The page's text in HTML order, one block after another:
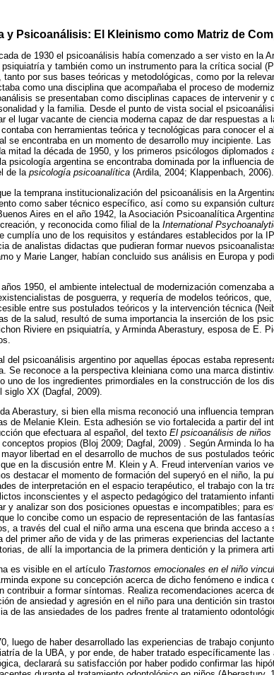
y Psicoanálisis: El Kleinismo como Matriz de
de 1930 el psicoanálisis había comenzado a ser visto en la
y también como un instrumento para la crítica social
tanto por sus bases teóricas y metodológicas, como por la
como una disciplina que acompañaba el proceso de
se presentaban como disciplinas capaces de intervenir y
y la familia. Desde el punto de vista social el
el lugar vacante de ciencia moderna capaz de dar respuestas a
con herramientas teórica y tecnológicas para conocer el
se encontraba en un momento de desarrollo muy incipiente.
mitad la década de 1950, y los primeros psicólogos diplomados
psicología argentina se encontraba dominada por la influencia
de la psicología psicoanalítica (Ardila, 2004; Klappenbach, 2006).
la temprana institucionalización del psicoanálisis en la
como saber técnico específico, así como su expansión
Aires en el año 1942, la Asociación Psicoanalítica
y reconocida como filial de la International
cumplía uno de los requisitos y estándares establecidos por la
de analistas didactas que pudieran formar nuevos
y Marie Langer, habían concluido sus análisis en Europa y
1950, el ambiente intelectual de modernización comenzaba
de posguerra, y requería de modelos teóricos,
entre sus postulados teóricos y la intervención técnica
de la salud, resultó de suma importancia la inserción de los
Riviere en psiquiatría, y Arminda Aberastury, esposa de E.
del psicoanálisis argentino por aquellas épocas estaba
Se reconoce a la perspectiva kleiniana como una marca
uno de los ingredientes primordiales en la construcción de los
siglo XX (Dagfal, 2009).
Aberastury, si bien ella misma reconoció una influencia
de Melanie Klein. Esta adhesión se vio fortalecida a partir del
que efectuara al español, del texto El psicoanálisis de niños
propios (Bloj 2009; Dagfal, 2009) . Según Arminda lo
libertad en el desarrollo de muchos de sus postulados
en la discusión entre M. Klein y A. Freud intervenían varios
destacar el momento de formación del superyó en el niño, la
de interpretación en el espacio terapéutico, el trabajo con la
inconscientes y el aspecto pedagógico del tratamiento
y analizar son dos posiciones opuestas e incompatibles; para
lo concibe como un espacio de representación de las
a través del cual el niño arma una escena que brinda acceso
del primer año de vida y de las primeras experiencias del
de allí la importancia de la primera dentición y la primera
es visible en el artículo Trastornos emocionales en el niño
expone su concepción acerca de dicho fenómeno e
contribuir a formar síntomas. Realiza recomendaciones acerca
de ansiedad y agresión en el niño para una dentición sin
de las ansiedades de los padres frente al tratamiento
luego de haber desarrollado las experiencias de trabajo
de la UBA, y por ende, de haber tratado específicamente
declarará su satisfacción por haber podido confirmar las